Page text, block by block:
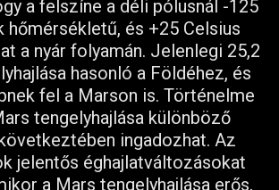
a felszíne a déli pólusnál -125
hőmérsékletű, és +25 Celsius
a nyár folyamán. Jelenlegi 25,2
hasonló a Földéhez, és
fel a Marson is. Történelme
tengelyhajlása különböző
ingadozhat. Az
jelentős éghajlatváltozásokat
a Mars tengelyhajlása erős,